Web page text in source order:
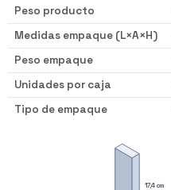
Peso producto
Medidas empaque (L×A×H)
Peso empaque
Unidades por caja
Tipo de empaque
17,4 cm